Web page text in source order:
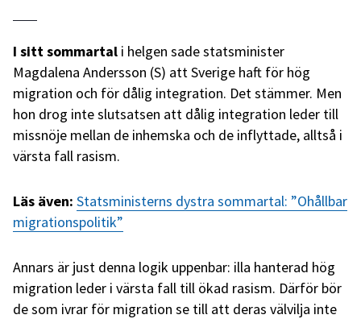
I sitt sommartal i helgen sade statsminister
Magdalena Andersson (S) att Sverige haft för hög
migration och för dålig integration. Det stämmer. Men
hon drog inte slutsatsen att dålig integration leder till
missnöje mellan de inhemska och de inflyttade, alltså i
värsta fall rasism.
Läs även: Statsministerns dystra sommartal: ”Ohållbar
migrationspolitik”
Annars är just denna logik uppenbar: illa hanterad hög
migration leder i värsta fall till ökad rasism. Därför bör
de som ivrar för migration se till att deras välvilja inte